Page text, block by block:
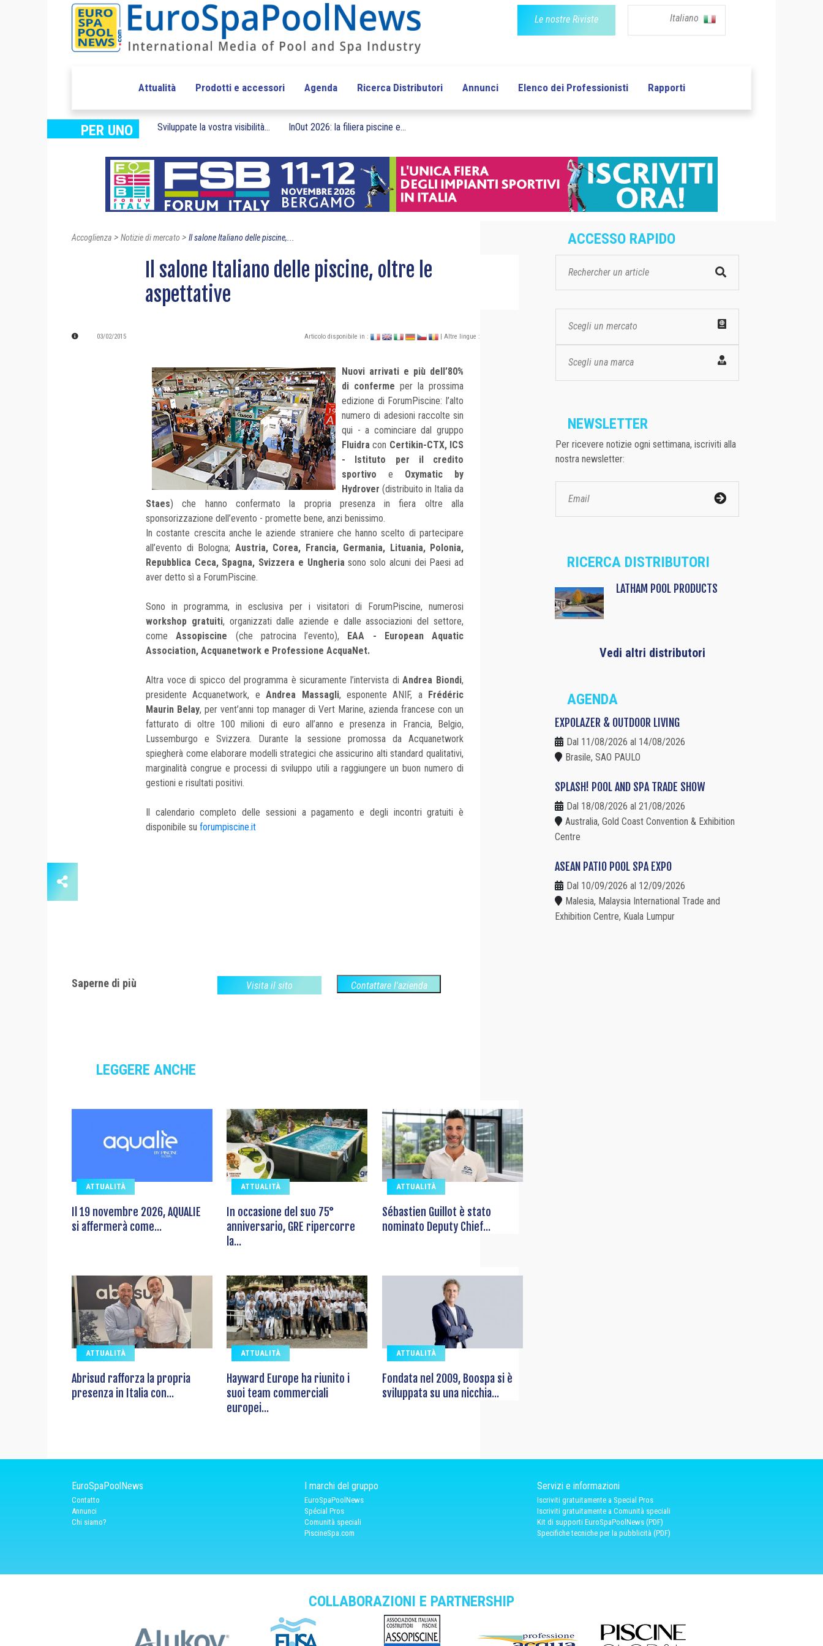
Le nostre Riviste Italiano
Attualità Prodotti e accessori Agenda Ricerca Distributori Annunci Elenco dei Professionisti Rapporti
PER UNO Sviluppate la vostra visibilità... InOut 2026: la filiera piscine e...
Accoglienza > Notizie di mercato > Il salone Italiano delle piscine,...
Il salone Italiano delle piscine, oltre le
aspettative
03/02/2015 Articolo disponibile in : | Altre lingue :
Nuovi arrivati e più dell’80%
di conferme per la prossima
edizione di ForumPiscine: l’alto
numero di adesioni raccolte sin
qui - a cominciare dal gruppo
Fluidra con Certikin-CTX, ICS
- Istituto per il credito
sportivo e Oxymatic by
Hydrover (distribuito in Italia da
Staes) che hanno confermato la propria presenza in fiera oltre alla
sponsorizzazione dell’evento - promette bene, anzi benissimo.
In costante crescita anche le aziende straniere che hanno scelto di partecipare
all’evento di Bologna; Austria, Corea, Francia, Germania, Lituania, Polonia,
Repubblica Ceca, Spagna, Svizzera e Ungheriasono solo alcuni dei Paesi ad
aver detto sì a ForumPiscine.
Sono in programma, in esclusiva per i visitatori di ForumPiscine, numerosi
workshop gratuiti, organizzati dalle aziende e dalle associazioni del settore,
comeAssopiscine (che patrocina l’evento),
EAA - European Aquatic
Association, Acquanetwork e Professione AcquaNet.
Altra voce di spicco del programma è sicuramente l’intervista diAndrea Biondi,
presidente Acquanetwork, eAndrea Massagli, esponente ANIF, a
Frédéric
Maurin Belay, per vent’anni top manager di Vert Marine, azienda francese con un
fatturato di oltre 100 milioni di euro all’anno e presenza in Francia, Belgio,
Lussemburgo e Svizzera. Durante la sessione promossa da Acquanetwork
spiegherà come elaborare modelli strategici che assicurino alti standard qualitativi,
marginalità congrue e processi di sviluppo utili a raggiungere un buon numero di
gestioni e risultati positivi.
Il calendario completo delle sessioni a pagamento e degli incontri gratuiti è
disponibile su forumpiscine.it
Saperne di più Visita il sito Contattare l'azienda
LEGGERE ANCHE
ATTUALITÀ
Il 19 novembre 2026, AQUALIE
si affermerà come...
ATTUALITÀ
In occasione del suo 75°
anniversario, GRE ripercorre
la...
ATTUALITÀ
Sébastien Guillot è stato
nominato Deputy Chief...
ATTUALITÀ
Abrisud rafforza la propria
presenza in Italia con...
ATTUALITÀ
Hayward Europe ha riunito i
suoi team commerciali
europei...
ATTUALITÀ
Fondata nel 2009, Boospa si è
sviluppata su una nicchia...
ACCESSO RAPIDO
Scegli un mercato
Scegli una marca
NEWSLETTER
Per ricevere notizie ogni settimana, iscriviti alla
nostra newsletter:
RICERCA DISTRIBUTORI
LATHAM POOL PRODUCTS
Vedi altri distributori
AGENDA
EXPOLAZER & OUTDOOR LIVING
Dal 11/08/2026 al 14/08/2026
Brasile, SAO PAULO
SPLASH! POOL AND SPA TRADE SHOW
Dal 18/08/2026 al 21/08/2026
Australia, Gold Coast Convention & Exhibition
Centre
ASEAN PATIO POOL SPA EXPO
Dal 10/09/2026 al 12/09/2026
Malesia, Malaysia International Trade and
Exhibition Centre, Kuala Lumpur
EuroSpaPoolNews
Contatto
Annunci
Chi siamo?
I marchi del gruppo
EuroSpaPoolNews
Spécial Pros
Comunità speciali
PiscineSpa.com
Servizi e informazioni
Iscriviti gratuitamente a Special Pros
Iscriviti gratuitamente a Comunità speciali
Kit di supporti EuroSpaPoolNews (PDF)
Specifiche tecniche per la pubblicità (PDF)
COLLABORAZIONI E PARTNERSHIP